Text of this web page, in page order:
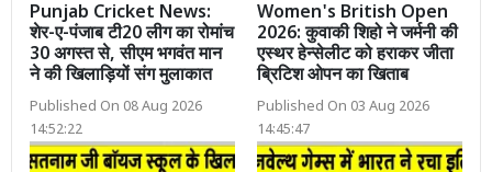
Punjab Cricket News:
शेर-ए-पंजाब टी20 लीग का रोमांच
30 अगस्त से, सीएम भगवंत मान
ने की खिलाड़ियों संग मुलाकात
Published On 08 Aug 2026
14:52:22
Women's British Open
2026: कुवाकी शिहो ने जर्मनी की
एस्थर हेन्सेलीट को हराकर जीता
ब्रिटिश ओपन का खिताब
Published On 03 Aug 2026
14:45:47